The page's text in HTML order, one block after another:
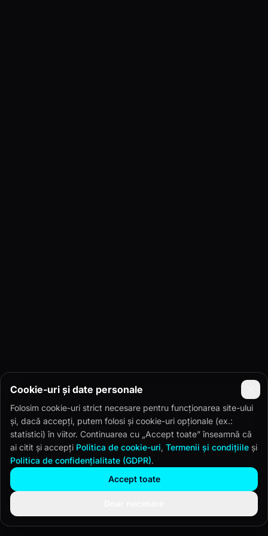
Cookie-uri și date personale
Folosim cookie-uri strict necesare pentru funcționarea site-ului
și, dacă accepți, putem folosi și cookie-uri opționale (ex.:
statistici) în viitor. Continuarea cu „Accept toate” înseamnă că
ai citit și accepți Politica de cookie-uri, Termenii și condițiile și
Politica de confidențialitate (GDPR).
Accept toate